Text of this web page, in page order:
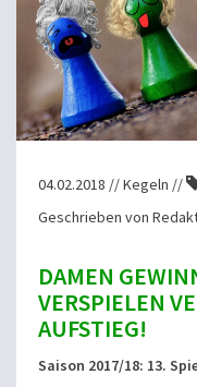
04.02.2018 // Kegeln //
Geschrieben von
DAMEN
VERSPIELEN
AUFSTIEG!
Saison 2017/18: 13.